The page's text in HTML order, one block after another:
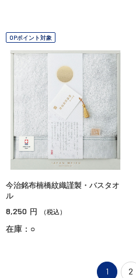
OPポイント対象
今治銘布楠橋紋織謹製・バスタオ
ル
8,250 円 （税込）
在庫：○
1 2